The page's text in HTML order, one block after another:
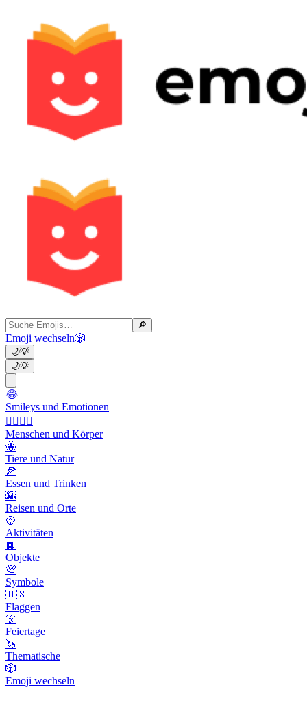
🔎
Emoji wechseln🎲
🌙💡
🌙💡
😂
Smileys und Emotionen
👩‍❤️‍💋‍👨
Menschen und Körper
🐝
Tiere und Natur
🍕
Essen und Trinken
🌇
Reisen und Orte
🥎
Aktivitäten
📙
Objekte
💯
Symbole
🇺🇸
Flaggen
🎊
Feiertage
🦄
Thematische
🎲
Emoji wechseln